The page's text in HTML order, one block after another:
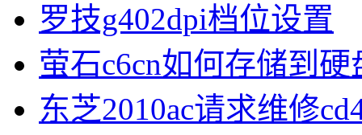
罗技g402dpi档位设置
萤石c6cn如何存储到硬
东芝2010ac请求维修